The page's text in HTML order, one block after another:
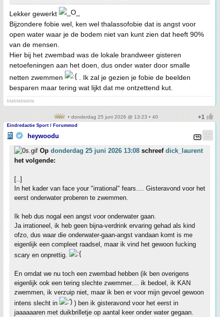
Lekker gewerkt
Bijzondere fobie wel, ken wel thalassofobie dat is angst voor
open water waar je de bodem niet van kunt zien dat heeft 90%
van de mensen.
Hier bij het zwembad was de lokale brandweer gisteren
netoefeningen aan het doen, dus onder water door smalle
netten zwemmen
. Ik zal je gezien je fobie de beelden
besparen maar tering wat lijkt dat me ontzettend kut.
blablablabla
• donderdag 25 juni 2026 @ 13:23 • 40
Eindredactie Sport / Forummod
heywoodu
Op donderdag 25 juni 2026 13:08 schreef dick_laurent
het volgende:
[..]
In het kader van face your "irrational" fears.... Gisteravond voor het
eerst onderwater proberen te zwemmen.
Ik heb dus nogal een angst voor onderwater gaan.
Ja irrationeel, ik heb geen bijna-verdrink ervaring gehad als kind
ofzo, dus waar die onderwater-gaan-angst vandaan komt is me
eigenlijk een compleet raadsel, maar ik vind het gewoon fucking
scary en onprettig.
En omdat we nu toch een zwembad hebben (ik ben overigens
eigenlijk ook een tering slechte zwemmer.... ik bedoel, ik KAN
zwemmen, ik verzuip niet, maar ik ben er voor mijn gevoel gewoon
intens slecht in
) ben ik gisteravond voor het eerst in
jaaaaaaren met duikbrilletje op aantal keer onder water gegaan.